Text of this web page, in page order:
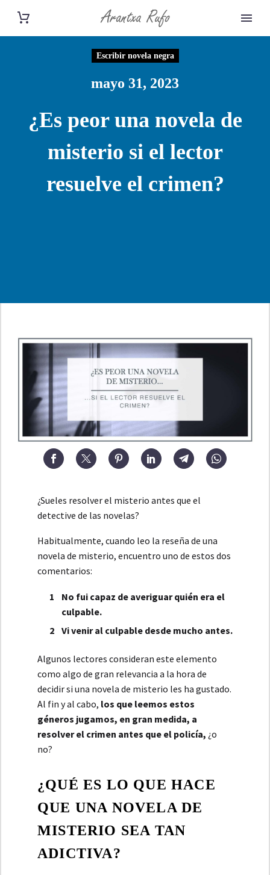
Escribir novela negra
mayo 31, 2023
¿Es peor una novela de
misterio si el lector
resuelve el crimen?
¿Sueles resolver el misterio antes que el
detective de las novelas?
Habitualmente, cuando leo la reseña de una
novela de misterio, encuentro uno de estos dos
comentarios:
No fui capaz de averiguar quién era el
culpable.
Vi venir al culpable desde mucho antes.
Algunos lectores consideran este elemento
como algo de gran relevancia a la hora de
decidir si una novela de misterio les ha gustado.
Al fin y al cabo, los que leemos estos
géneros jugamos, en gran medida, a
resolver el crimen antes que el policía, ¿o
no?
¿QUÉ ES LO QUE HACE
QUE UNA NOVELA DE
MISTERIO SEA TAN
ADICTIVA?